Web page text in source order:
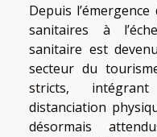
Depuis
sanitaires à
sanitaire est
secteur du
stricts, intégrant
distanciation
désormais